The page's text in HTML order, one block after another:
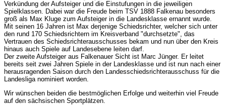
Verkündung der Aufsteiger und die Einstufungen in die jeweiligen
Spielklassen. Dabei war die Freude beim TSV 1888 Falkenau besonders
groß als Max Kluge zum Aufsteiger in die Landesklasse ernannt wurde.
Mit seinen 16 Jahren ist Max derjenige Schiedsrichter, welcher sich unter
den rund 170 Schiedsrichtern im Kreisverband "durchsetzte", das
Vertrauen des Schiedsrichterausschusses bekam und nun über den Kreis
hinaus auch Spiele auf Landesebene leiten darf.
Der zweite Aufsteiger aus Falkenauer Sicht ist Marc Jünger. Er leitet
bereits seit zwei Jahren Spiele in der Landesklasse und ist nun nach einer
herausragenden Saison durch den Landesschiedsrichterausschuss für die
Landesliga nominiert worden.
Wir wünschen beiden die bestmöglichen Erfolge und weiterhin viel Freude
auf den sächsischen Sportplätzen.